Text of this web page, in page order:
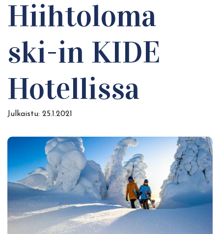
Hiihtoloma
ski-in KIDE
Hotellissa
Julkaistu: 25.1.2021